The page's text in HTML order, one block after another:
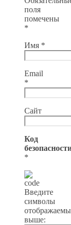
поля
помечены
*
Имя *
Email
*
Сайт
Код
*
Введите
символы
выше: